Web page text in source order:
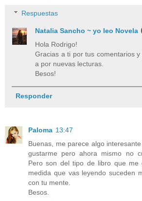
Respuestas
Natalia Sancho ~ yo leo Novela
Hola Rodrigo!
Gracias a ti por tus comentarios
a por nuevas lecturas.
Besos!
Responder
Paloma 13:47
Buenas, me parece algo
gustarme pero ahora mismo no
Pero son del tipo de libro que me
medida que vas leyendo suceden
con tu mente.
Besos.